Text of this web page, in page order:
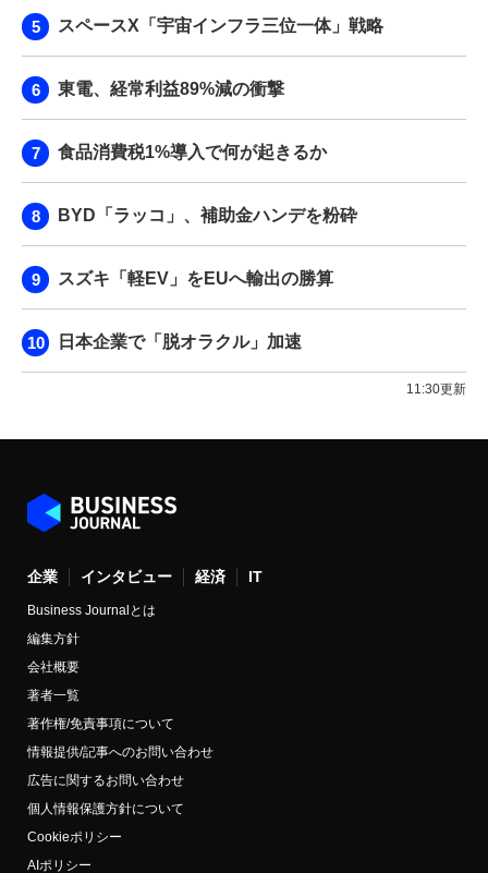
スペースX「宇宙インフラ三位一体」戦略
東電、経常利益89%減の衝撃
食品消費税1%導入で何が起きるか
BYD「ラッコ」、補助金ハンデを粉砕
スズキ「軽EV」をEUへ輸出の勝算
日本企業で「脱オラクル」加速
11:30更新
企業 インタビュー 経済 IT
Business Journalとは
編集方針
会社概要
著者一覧
著作権/免責事項について
情報提供/記事へのお問い合わせ
広告に関するお問い合わせ
個人情報保護方針について
Cookieポリシー
AIポリシー